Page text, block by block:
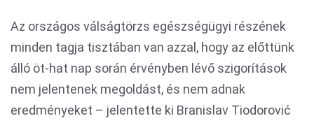
Az országos válságtörzs egészségügyi részének
minden tagja tisztában van azzal, hogy az előttünk
álló öt-hat nap során érvényben lévő szigorítások
nem jelentenek megoldást, és nem adnak
eredményeket – jelentette ki Branislav Tiodorović